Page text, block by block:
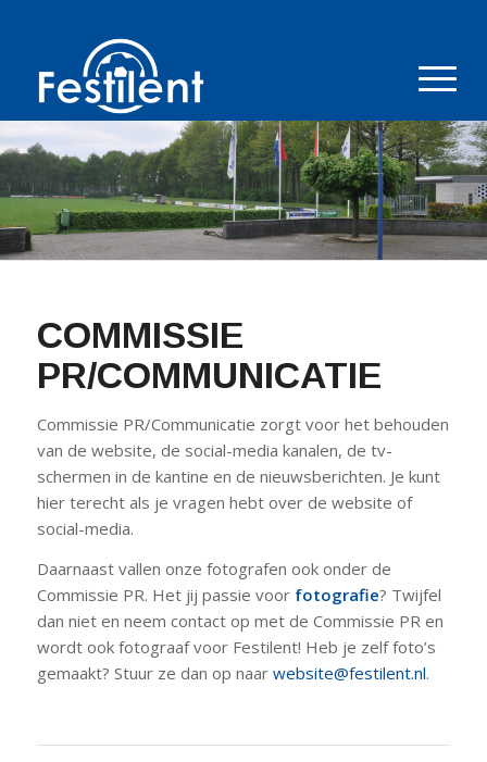
COMMISSIE
PR/COMMUNICATIE
Commissie PR/Communicatie zorgt voor het behouden
van de website, de social-media kanalen, de tv-
schermen in de kantine en de nieuwsberichten. Je kunt
hier terecht als je vragen hebt over de website of
social-media.
Daarnaast vallen onze fotografen ook onder de
Commissie PR. Het jij passie voor fotografie? Twijfel
dan niet en neem contact op met de Commissie PR en
wordt ook fotograaf voor Festilent! Heb je zelf foto’s
gemaakt? Stuur ze dan op naar website@festilent.nl.